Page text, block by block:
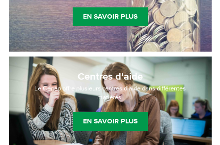
EN SAVOIR PLUS
Centres d'aide
Le Cégep offre plusieurs centres d'aide dans différentes
matières.
EN SAVOIR PLUS